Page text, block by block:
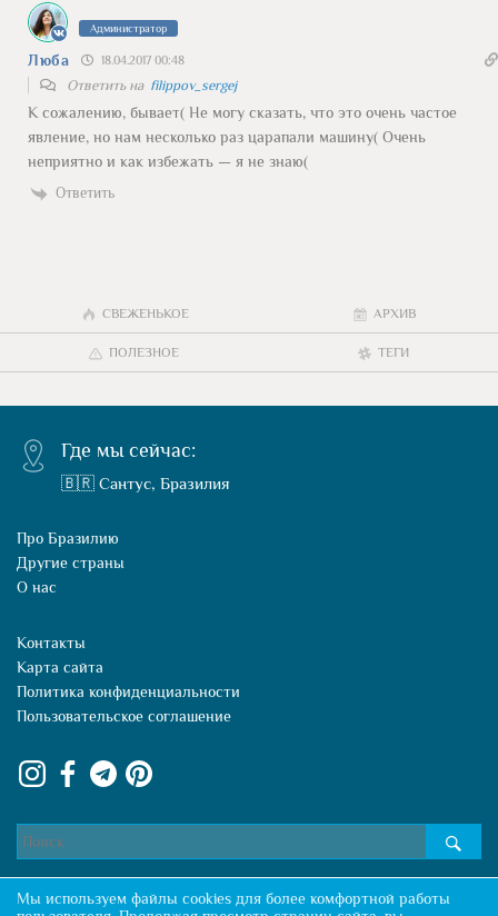
Администратор
Люба 18.04.2017 00:48
Ответить на filippov_sergej
К сожалению, бывает( Не могу сказать, что это очень частое
явление, но нам несколько раз царапали машину( Очень
неприятно и как избежать — я не знаю(
Ответить
СВЕЖЕНЬКОЕ АРХИВ
ПОЛЕЗНОЕ ТЕГИ
Где мы сейчас:
🇧🇷 Сантус, Бразилия
Про Бразилию
Другие страны
О нас
Контакты
Карта сайта
Политика конфиденциальности
Пользовательское соглашение
Мы используем файлы cookies для более комфортной работы